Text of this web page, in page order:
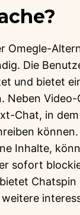
Omegle-
Die
und bietet
Neben
Chat, in
Inhalte,
sofort